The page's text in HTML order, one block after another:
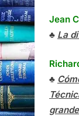
Jean
♣ La
♣